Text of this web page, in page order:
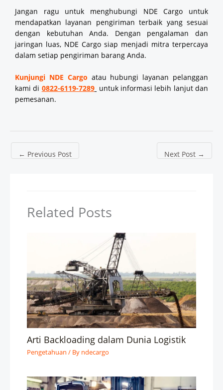
Jangan ragu untuk menghubungi NDE Cargo untuk
mendapatkan layanan pengiriman terbaik yang sesuai
dengan kebutuhan Anda. Dengan pengalaman dan
jaringan luas, NDE Cargo siap menjadi mitra terpercaya
dalam setiap pengiriman barang Anda.
Kunjungi NDE Cargo atau hubungi layanan pelanggan
kami di 0822-6119-7289 untuk informasi lebih lanjut dan
pemesanan.
← Previous Post Next Post →
Related Posts
Arti Backloading dalam Dunia Logistik
Pengetahuan / By ndecargo